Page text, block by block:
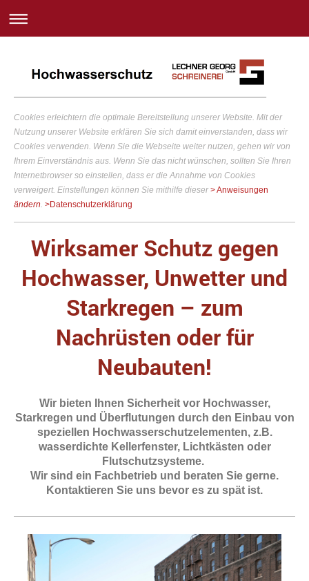
Cookies erleichtern die optimale Bereitstellung unserer Website. Mit der
Nutzung unserer Website erklären Sie sich damit einverstanden, dass wir
Cookies verwenden. Wenn Sie die Webseite weiter nutzen, gehen wir von
Ihrem Einverständnis aus. Wenn Sie das nicht wünschen, sollten Sie Ihren
Internetbrowser so einstellen, dass er die Annahme von Cookies
verweigert. Einstellungen können Sie mithilfe dieser > Anweisungen
ändern. >Datenschutzerklärung
Wirksamer Schutz gegen
Hochwasser, Unwetter und
Starkregen – zum
Nachrüsten oder für
Neubauten!
Wir bieten Ihnen Sicherheit vor Hochwasser,
Starkregen und Überflutungen durch den Einbau von
speziellen Hochwasserschutzelementen, z.B.
wasserdichte Kellerfenster, Lichtkästen oder
Flutschutzsysteme.
Wir sind ein Fachbetrieb und beraten Sie gerne.
Kontaktieren Sie uns bevor es zu spät ist.